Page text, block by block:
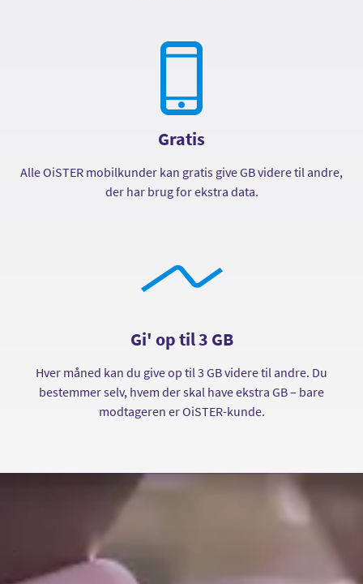
Gratis
Alle OiSTER mobilkunder kan gratis give GB videre til andre,
der har brug for ekstra data.
Gi' op til 3 GB
Hver måned kan du give op til 3 GB videre til andre. Du
bestemmer selv, hvem der skal have ekstra GB – bare
modtageren er OiSTER-kunde.
.